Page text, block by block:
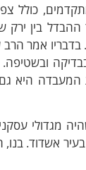
כולל
ההבדל בין
בדבריו אמר
ובשטיפה.
היא
מגדולי
אשדוד. בנו,